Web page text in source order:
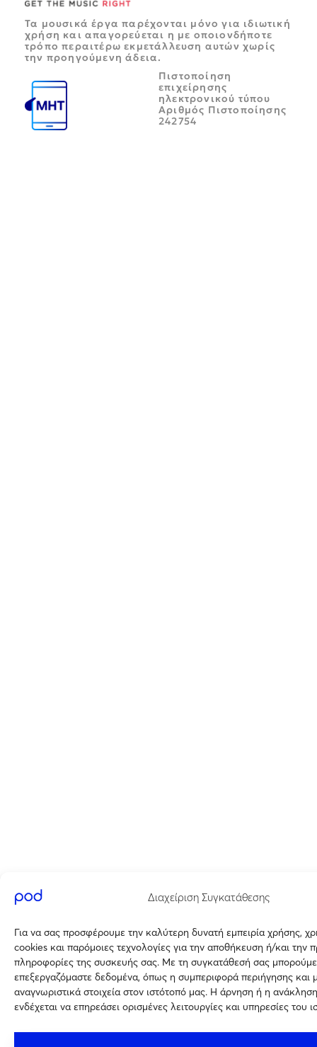
Διαχείριση Συγκατάθεσης
Για να σας προσφέρουμε την καλύτερη δυνατή εμπειρία χρήσης,
cookies και παρόμοιες τεχνολογίες για την αποθήκευση ή/και την
πληροφορίες της συσκευής σας. Με τη συγκατάθεσή σας
επεξεργαζόμαστε δεδομένα, όπως η συμπεριφορά περιήγησης και
αναγνωριστικά στοιχεία στον ιστότοπό μας. Η άρνηση ή η
ενδέχεται να επηρεάσει ορισμένες λειτουργίες και υπηρεσίες του
Τα μουσικά έργα παρέχονται μόνο για ιδιωτική
χρήση και απαγορεύεται η με οποιονδήποτε
τρόπο περαιτέρω εκμετάλλευση αυτών χωρίς
την προηγούμενη άδεια.
Πιστοποίηση
επιχείρησης
ηλεκτρονικού τύπου
Αριθμός Πιστοποίησης
242754